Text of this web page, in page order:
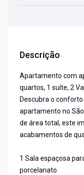
Descrição
Apartamento com
quartos, 1 suíte, 2
Descubra o
apartamento no
de área total, este
acabamentos de
1 Sala espaçosa
porcelanato